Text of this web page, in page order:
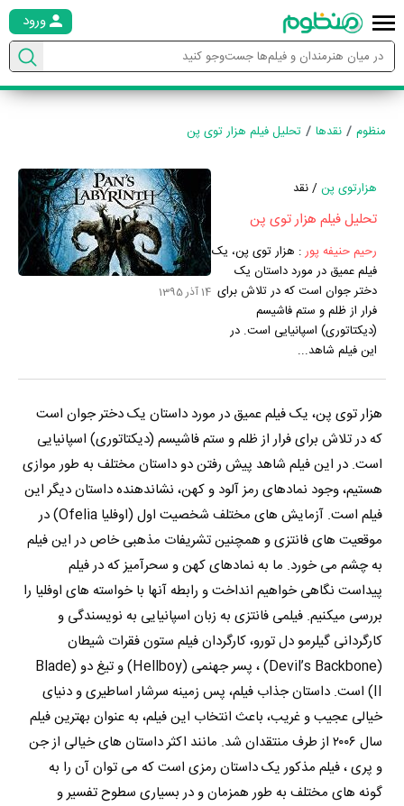
ورود
منظوم نقدها تحلیل فیلم هزار توی پن
هزارتوی پن/ نقد
تحلیل فیلم هزار توی پن
رحیم حنیفه پور: هزار توی پن، یک
فیلم عمیق در مورد داستان یک
دختر جوان است که در تلاش برای
فرار از ظلم و ستم فاشیسم
(دیکتاتوری) اسپانیایی است. در
این فیلم شاهد...
14 آذر 1395
هزار توی پن، یک فیلم عمیق در مورد داستان یک دختر جوان است
که در تلاش برای فرار از ظلم و ستم فاشیسم (دیکتاتوری) اسپانیایی
است. در این فیلم شاهد پیش رفتن دو داستان مختلف به طور موازی
هستیم، وجود نمادهای رمز آلود و کهن، نشاندهنده داستان دیگر این
فیلم است. آزمایش های مختلف شخصیت اول (اوفلیا Ofelia) در
موقعیت های فانتزی و همچنین تشریفات مذهبی خاص در این فیلم
به چشم می خورد. ما به نمادهای کهن و سحرآمیز که در فیلم
پیداست نگاهی خواهیم انداخت و رابطه آنها با خواسته های اوفلیا را
بررسی میکنیم. فیلمی فانتزی به زبان اسپانیایی به نویسندگی و
کارگردانی گیلرمو دل تورو، کارگردان فیلم ستون فقرات شیطان
(Devil’s Backbone) ، پسر جهنمی (Hellboy) و تیغ دو (Blade
II) است. داستان جذاب فیلم، پس زمینه سرشار اساطیری و دنیای
خیالی عجیب و غریب، باعث انتخاب این فیلم، به عنوان بهترین فیلم
سال ۲۰۰۶ از طرف منتقدان شد. مانند اکثر داستان های خیالی از جن
و پری ، فیلم مذکور یک داستان رمزی است که می توان آن را به
گونه های مختلف به طور همزمان و در بسیاری سطوح تفسیر و